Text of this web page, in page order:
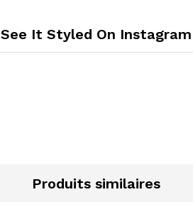
See It Styled On Instagram
Produits similaires